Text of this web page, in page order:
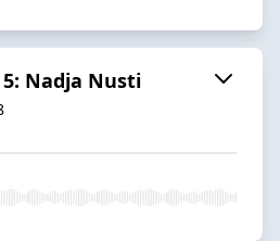
5: Nadja Nusti